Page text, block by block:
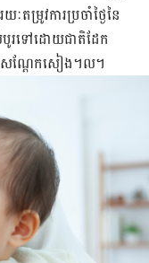
តម្រូវការ​ប្រចាំ​ថ្ងៃ​​​នៃ​
រ​ទៅ​ដោយ​ជាតិ​ដែក​
សណ្ដែក​សៀង។ល។